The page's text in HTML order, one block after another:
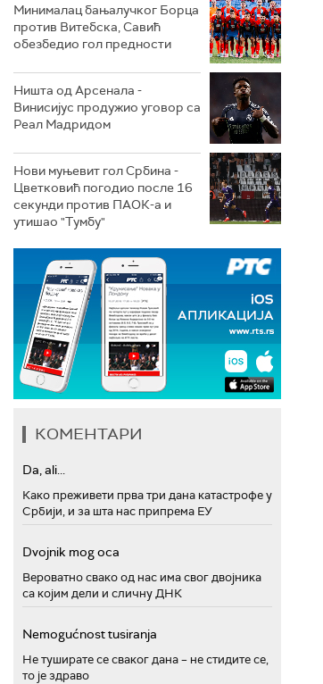
Минималац бањалучког Борца
против Витебска, Савић
обезбедио гол предности
Ништа од Арсенала -
Винисијус продужио уговор са
Реал Мадридом
Нови муњевит гол Србина -
Цветковић погодио после 16
секунди против ПАОК-а и
утишао "Тумбу"
КОМЕНТАРИ
Da, ali...
Како преживети прва три дана катастрофе у
Србији, и за шта нас припрема ЕУ
Dvojnik mog oca
Вероватно свако од нас има свог двојника
са којим дели и сличну ДНК
Nemogućnost tusiranja
Не туширате се сваког дана – не стидите се,
то је здраво